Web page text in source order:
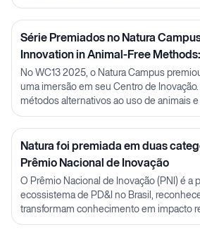
Série Premiados no Natura
Innovation in Animal-Free
Julia Carnelós
No WC13 2025, o Natura Campus
uma imersão em seu Centro de
métodos alternativos ao uso de animais
parcerias em P&D.
Natura foi premiada em duas
Prêmio Nacional de Inovação
O Prêmio Nacional de Inovação (PNI) é a
ecossistema de PD&I no Brasil,
transformam conhecimento em impacto